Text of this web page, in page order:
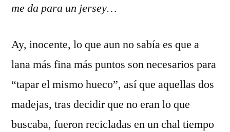
me da para un jersey…
Ay, inocente, lo que aun no sabía es que a
lana más fina más puntos son necesarios para
“tapar el mismo hueco”, así que aquellas dos
madejas, tras decidir que no eran lo que
buscaba, fueron recicladas en un chal tiempo